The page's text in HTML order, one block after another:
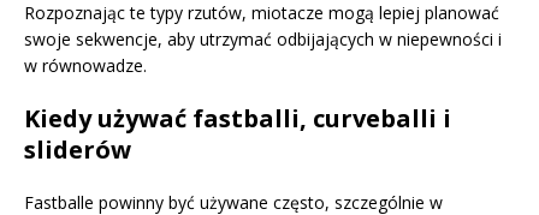
Rozpoznając te typy rzutów, miotacze mogą lepiej planować
swoje sekwencje, aby utrzymać odbijających w niepewności i
w równowadze.
Kiedy używać fastballi, curveballi i
sliderów
Fastballe powinny być używane często, szczególnie w